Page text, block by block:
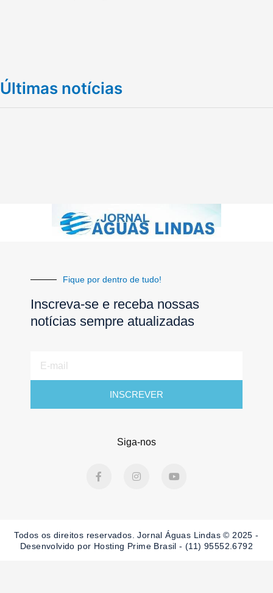
Últimas notícias
Fique por dentro de tudo!
Inscreva-se e receba nossas
notícias sempre atualizadas
mail
INSCREVER
Siga-nos
a
k
-
n
a
m
o
Todos os direitos reservados. Jornal Águas Lindas © 2025 -
Desenvolvido por Hosting Prime Brasil - (11) 95552.6792